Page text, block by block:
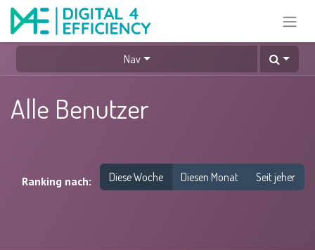
Nav
Alle Benutzer
Ranking nach: Diese Woche Diesen Monat Seit jeher